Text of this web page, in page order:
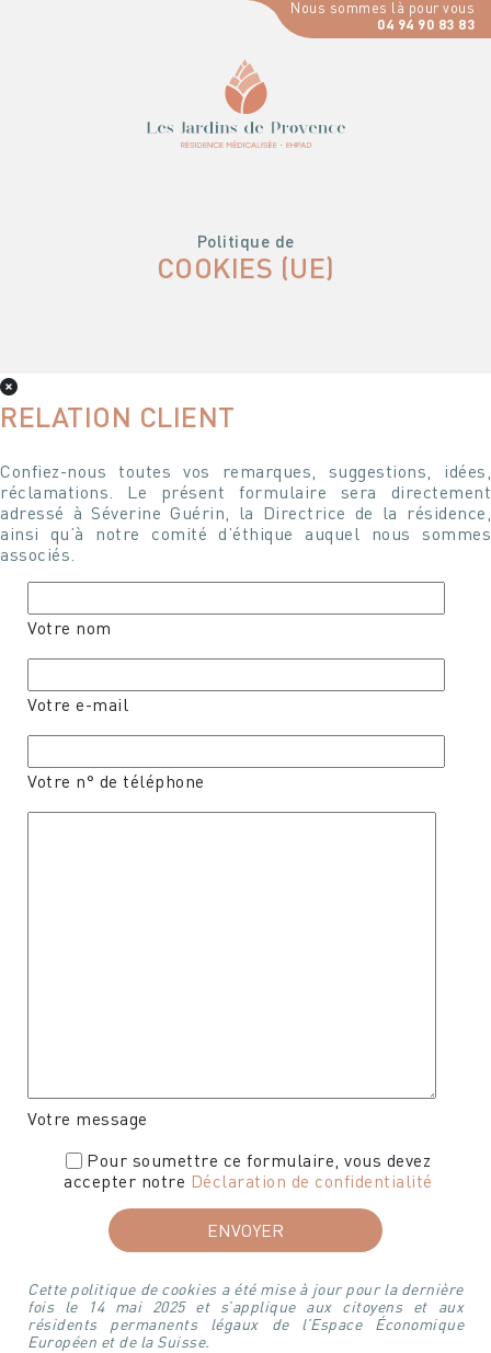
Nous sommes là pour vous
04 94 90 83 83
Politique de
COOKIES (UE)
RELATION CLIENT
Confiez-nous toutes vos remarques, suggestions, idées,
réclamations. Le présent formulaire sera directement
adressé à Séverine Guérin, la Directrice de la résidence,
ainsi qu’à notre comité d’éthique auquel nous sommes
associés.
Votre nom
Votre e-mail
Votre n° de téléphone
Votre message
Pour soumettre ce formulaire, vous devez
accepter notre Déclaration de confidentialité
Cette politique de cookies a été mise à jour pour la dernière
fois le 14 mai 2025 et s’applique aux citoyens et aux
résidents permanents légaux de l’Espace Économique
Européen et de la Suisse.